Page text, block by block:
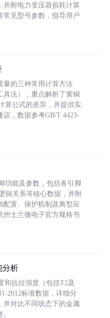
并附电力变压器损耗计算
常见型号参数，指导用户
量的三种常用计算方法
具法），重点解析了黄铜
算公式的差异，并提供实
，数据参考GB/T 4423-
功能及参数，包括各引脚
辑关系等核心数据，并附
配置、保护机制及典型应
州士兰微电子官方规格书
分析
和抗拉强度（包括T2及
2012标准数据，详细分
并对比不同状态下的金属